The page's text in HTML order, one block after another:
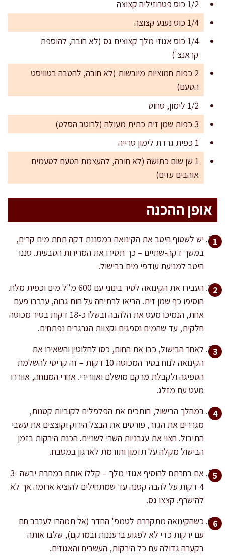
1/2 כוס פטרוזיליה קצוצה
1/4 כוס נענע קצוצה
1/4 כוס אגוזי מלך קצוצים גס (לא חובה, להוספת
קראנצ')
2 כפות חמוציות מיובשות (לא חובה, להטבה בטוויסט
הטעם)
1/2 לימון, סחוט
3 כפות שמן זית כתית מעולה (לרוטב הסלט)
1 כפית גרדת לימון טרייה
1 שן שום כתושה (לא חובה, להעצמת הטעם לטעמים
אוהבים עזים)
אופן ההכנה
יש לשטוף היטב את הקינואה במסננת דקה תחת מים קרים,
במשך דקה-שתיים – כך תסירו את המרירות הטבעית. סננו
היטב למניעת עודפי מים בבישול.
העבירו את הקינואה לסיר בינוני עם 600 מ"ל מים וכפית מלח.
הוסיפו כף שמן זית. הביאו לרתיחה על חום גבוה, ערבבו פעם
אחת, הנמיכו מעט את הלהבה ובשלו כ-18 דקות בסיר מכוסה
חלקית, עד שהמים נספגים וקצוות הגרגרים נפתחים.
לאחר הבישול, כבו את החום, כסו לחלוטין והשאירו את
הקינואה לנוח בסיר המכוסה 10 דקות – זה קריטי להשלמת
הספיגה ולקבלת מרקם מושלם ואוורירי. אחרי המנוחה, אווררו
מעט עם מזלג.
במהלך הבישול, חותכים את הפלפלים לקוביות קטנות,
מגררים את הגזר, פורסים את הבצל הירוק וקוצצים את עשבי
התיבול. חצוי את עגבניות השרי לשניים. הכנת הירקות בזמן
הבישול מקלה על תזמון ותורמת לארגון במטבח.
אם בחרתם להוסיף אגוזי מלך – קללו אותם במחבת יבשה 3-
4 דקות על להבה קטנה עד שמתחילים להוציא ארומה אך לא
להישרף. קצצו גס.
כשהקינואה מתקררת לטמפ' החדר (אל תמהרו לערבב חם
עם ירקות כדי לא לפגוע ברעננות ובמרקם), שלבו אותה
בקערה גדולה עם כל הירקות, העשבים והאגוזים.